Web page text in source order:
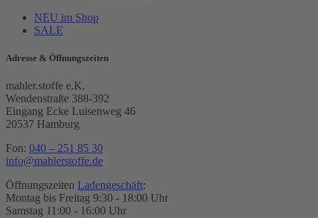
NEU im Shop
SALE
Adresse & Öffnungszeiten
mahler.stoffe e.K.
Wendenstraße 388-392
Eingang Ecke Luisenweg 46
20537 Hamburg
Fon: 040 – 251 85 30
info@mahlerstoffe.de
Öffnungszeiten Ladengeschäft:
Montag bis Freitag 9:30 - 18:00 Uhr
Samstag 11:00 - 16:00 Uhr